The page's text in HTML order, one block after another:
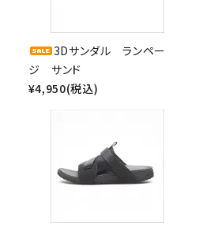
3Dサンダル ランペー
ジ サンド
¥4,950(税込)